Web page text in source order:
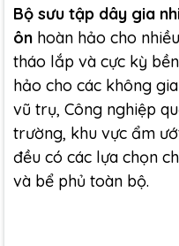
Bộ sưu tập dây gia
ôn hoàn hảo cho
tháo lắp và cực kỳ
hảo cho các không
vũ trụ, Công nghiệp
trường, khu vực ẩm
đều có các lựa chọn
và bể phủ toàn bộ.